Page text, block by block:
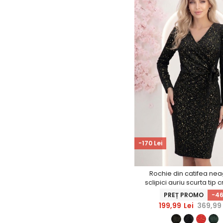
-170 Lei
Rochie din catifea
sclipici auriu scurta tip
decolteu petrecut -
PREȚ PROMO -
199,99 Lei 369,99